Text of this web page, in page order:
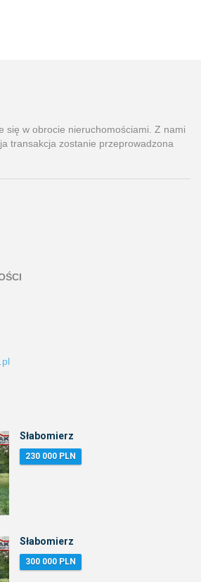
się w obrocie nieruchomościami. Z nami
transakcja zostanie przeprowadzona
Słabomierz
230 000 PLN
Słabomierz
300 000 PLN